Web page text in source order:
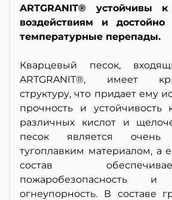
ARTGRANIT® устойчивы
воздействиям и
температурные перепады.
Кварцевый песок,
ARTGRANIT®, имеет
структуру, что придает ему
прочность и устойчивость
различных кислот и
песок является
тугоплавким материалом, а
состав
пожаробезопасность и
огнеупорность. В составе